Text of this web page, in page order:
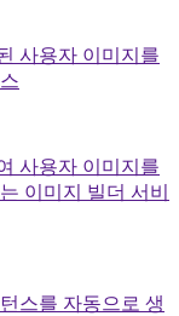
사용자 이미지를
사용자 이미지를
이미지 빌더 서비
스를 자동으로 생